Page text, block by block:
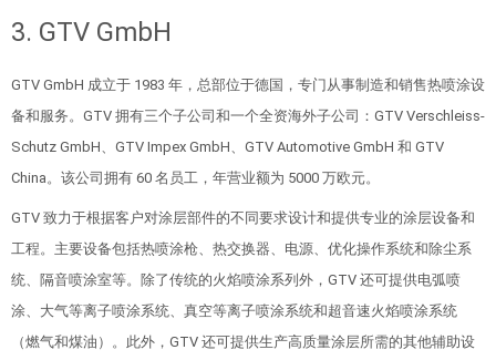
3. GTV GmbH
GTV GmbH 成立于 1983 年，总部位于德国，专门从事制造和销售热喷涂设
备和服务。GTV 拥有三个子公司和一个全资海外子公司：GTV Verschleiss-
Schutz GmbH、GTV Impex GmbH、GTV Automotive GmbH 和 GTV
China。该公司拥有 60 名员工，年营业额为 5000 万欧元。
GTV 致力于根据客户对涂层部件的不同要求设计和提供专业的涂层设备和
工程。主要设备包括热喷涂枪、热交换器、电源、优化操作系统和除尘系
统、隔音喷涂室等。除了传统的火焰喷涂系列外，GTV 还可提供电弧喷
涂、大气等离子喷涂系统、真空等离子喷涂系统和超音速火焰喷涂系统
（燃气和煤油）。此外，GTV 还可提供生产高质量涂层所需的其他辅助设